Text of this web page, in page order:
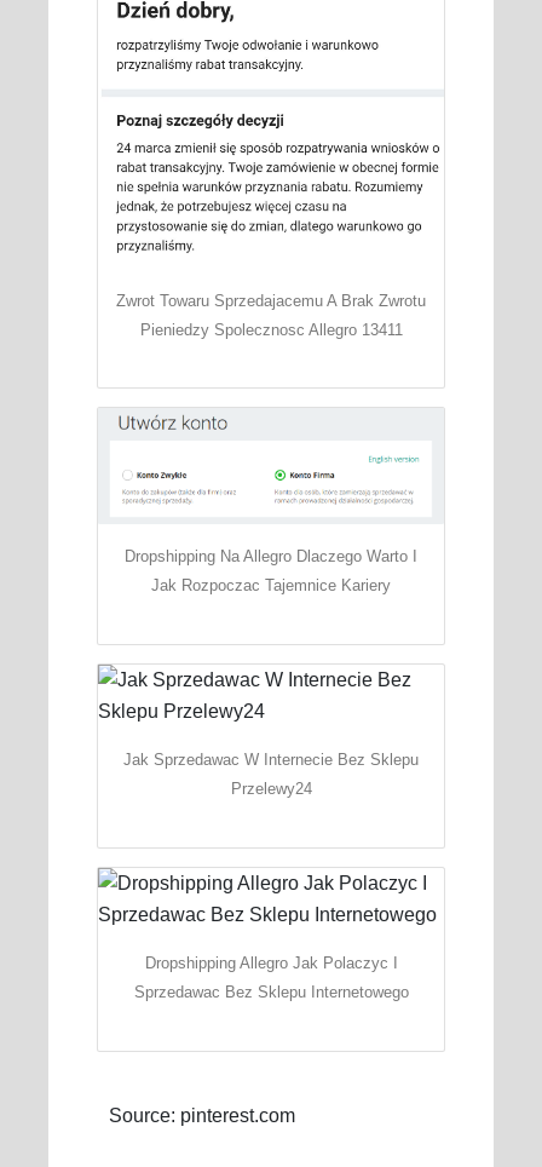
Zwrot Towaru Sprzedajacemu A Brak Zwrotu
Pieniedzy Spolecznosc Allegro 13411
Dropshipping Na Allegro Dlaczego Warto I
Jak Rozpoczac Tajemnice Kariery
Jak Sprzedawac W Internecie Bez Sklepu
Przelewy24
Dropshipping Allegro Jak Polaczyc I
Sprzedawac Bez Sklepu Internetowego
Source: pinterest.com